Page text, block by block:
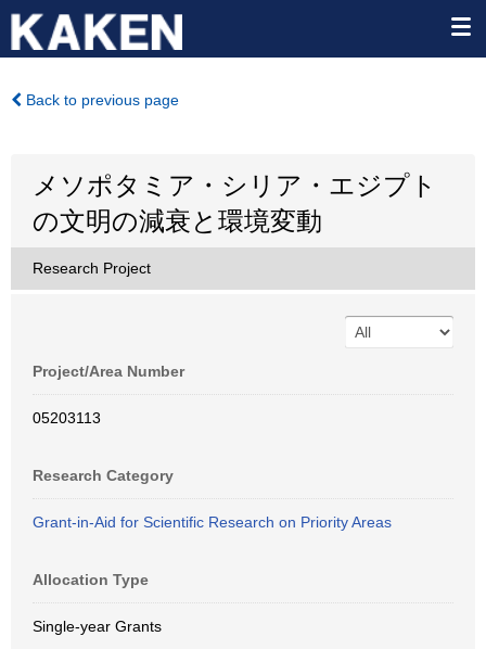
Back to previous page
メソポタミア・シリア・エジプト
の文明の減衰と環境変動
Research Project
Project/Area Number
05203113
Research Category
Grant-in-Aid for Scientific Research on Priority Areas
Allocation Type
Single-year Grants